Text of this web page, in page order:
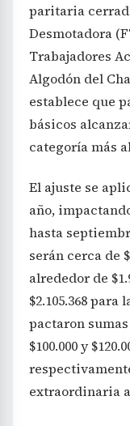
paritaria
Desmotadora
Trabajadores
Algodón del
establece que
básicos
categoría más
El ajuste se
año,
hasta
serán cerca de
alrededor de
$2.105.368 para
pactaron
$100.000 y
extraordinaria